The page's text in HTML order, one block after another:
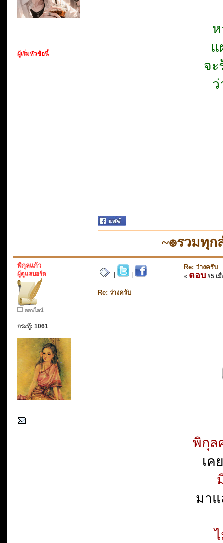
ผู้เริ่มหัวข้อนี้
แ
จะ
ว่
~๏รวมทุ
พิกุลแก้ว
ผู้ดูแลบอร์ด
ออฟไลน์
กระทู้: 1061
Re: ว่างครับ
« ตอบ #5 เมื่
Re: ว่างครับ
พิกุล
เค
มา